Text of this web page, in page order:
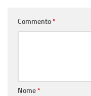
Commento*
Nome*